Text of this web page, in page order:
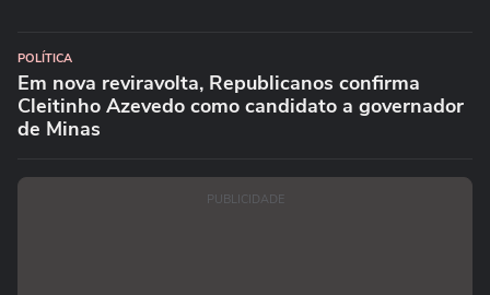
POLÍTICA
Em nova reviravolta, Republicanos confirma
Cleitinho Azevedo como candidato a governador
de Minas
PUBLICIDADE